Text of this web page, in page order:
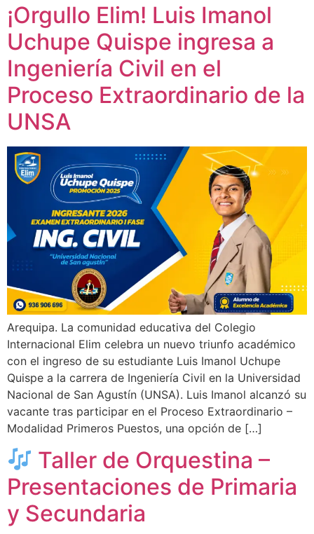
¡Orgullo Elim! Luis Imanol
Uchupe Quispe ingresa a
Ingeniería Civil en el
Proceso Extraordinario de la
UNSA
Arequipa. La comunidad educativa del Colegio
Internacional Elim celebra un nuevo triunfo académico
con el ingreso de su estudiante Luis Imanol Uchupe
Quispe a la carrera de Ingeniería Civil en la Universidad
Nacional de San Agustín (UNSA). Luis Imanol alcanzó su
vacante tras participar en el Proceso Extraordinario –
Modalidad Primeros Puestos, una opción de […]
Taller de Orquestina –
Presentaciones de Primaria
y Secundaria